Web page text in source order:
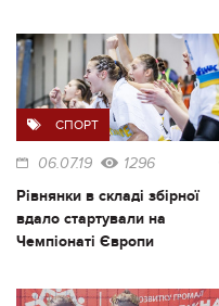
СПОРТ
06.07.19 1296
Рівнянки в складі збірної
вдало стартували на
Чемпіонаті Європи